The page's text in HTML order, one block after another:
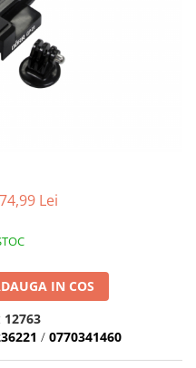
74,99 Lei
IN COS
12763
/ 0770341460